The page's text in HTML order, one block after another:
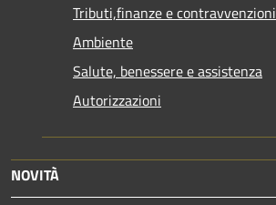
Tributi,finanze e contravvenzioni
Ambiente
Salute, benessere e assistenza
Autorizzazioni
NOVITÀ